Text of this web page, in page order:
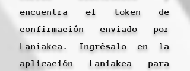
encuentra el token de
confirmación enviado por
Laniakea. Ingrésalo en la
aplicación Laniakea para